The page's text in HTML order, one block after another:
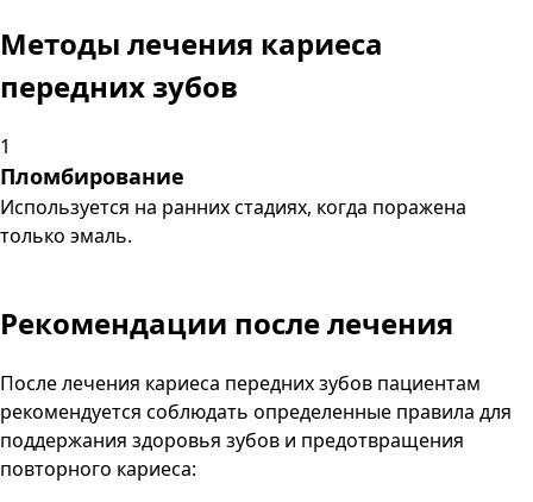
Методы лечения кариеса
передних зубов
1
Пломбирование
Используется на ранних стадиях, когда поражена
только эмаль.
Рекомендации после лечения
После лечения кариеса передних зубов пациентам
рекомендуется соблюдать определенные правила для
поддержания здоровья зубов и предотвращения
повторного кариеса: